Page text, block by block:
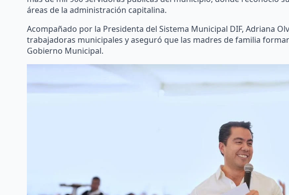
áreas de la administración capitalina.
Acompañado por la Presidenta del Sistema Municipal DIF, Adriana
trabajadoras municipales y aseguró que las madres de familia
Gobierno Municipal.